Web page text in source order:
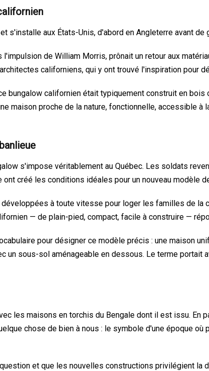
s'installe aux États-Unis, d'abord en Angleterre avant
l'impulsion de William Morris, prônait un retour aux
californiens, qui y ont trouvé l'inspiration pour
bungalow californien était typiquement construit en
maison proche de la nature, fonctionnelle, accessible
s'impose véritablement au Québec. Les soldats
créé les conditions idéales pour un nouveau modèle
à toute vitesse pour loger les familles de
— de plain-pied, compact, facile à construire —
pour désigner ce modèle précis : une maison
un sous-sol aménageable en dessous. Le terme
les maisons en torchis du Bengale dont il est issu. En
chose de bien à nous : le symbole d'une époque
et que les nouvelles constructions privilégient